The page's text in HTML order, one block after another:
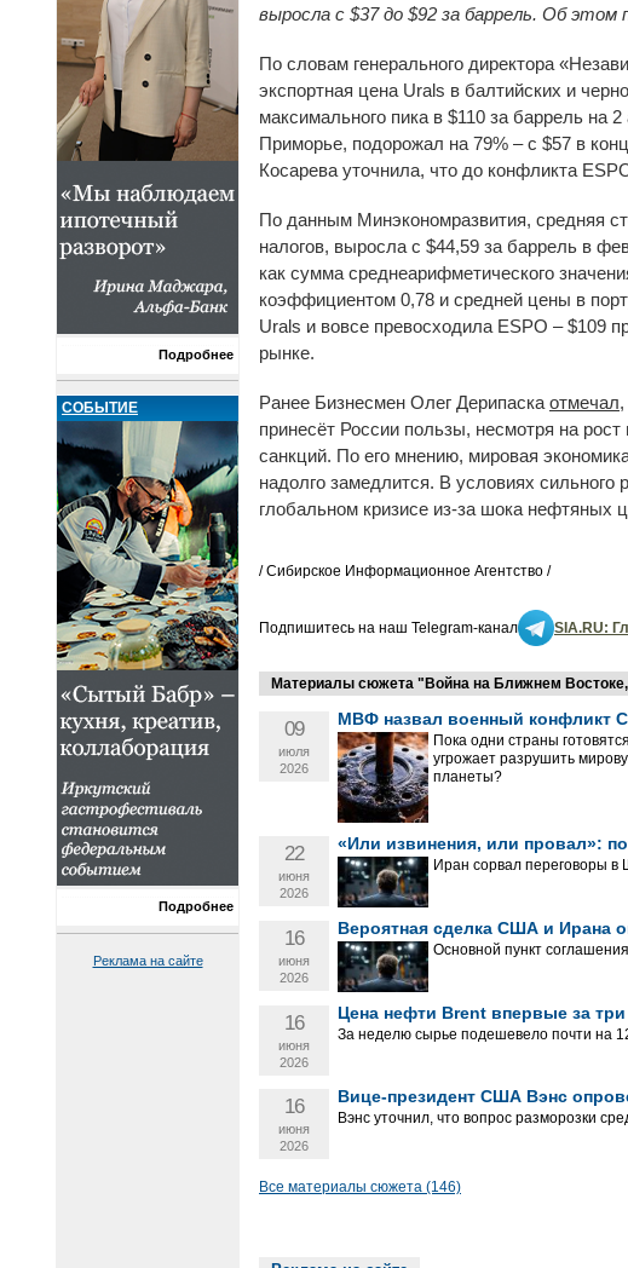
Подробнее
СОБЫТИЕ
Подробнее
Реклама на сайте
выросла с $37 до $92 за баррель. Об
По словам генерального директора
экспортная цена Urals в балтийских и
максимального пика в $110 за баррель на
Приморье, подорожал на 79% – с $57 в
Косарева уточнила, что до конфликта
По данным Минэкономразвития, средняя
налогов, выросла с $44,59 за баррель в
как сумма среднеарифметического
коэффициентом 0,78 и средней цены в
Urals и вовсе превосходила ESPO – $109
рынке.
Ранее Бизнесмен Олег Дерипаска отмечал
принесёт России пользы, несмотря на
санкций. По его мнению, мировая
надолго замедлится. В условиях сильного
глобальном кризисе из-за шока нефтяных
/ Сибирское Информационное Агентство /
Подпишитесь на наш Telegram-канал SIA.RU:
Материалы сюжета "Война на Ближнем
09
июля
2026
МВФ назвал военный конфликт
Пока одни страны
угрожает разрушить
планеты?
22
июня
2026
«Или извинения, или провал»:
Иран сорвал переговоры в
16
июня
2026
Вероятная сделка США и Ирана
Основной пункт
16
июня
2026
Цена нефти Brent впервые за
За неделю сырье подешевело почти на
16
июня
2026
Вице-президент США Вэнс
Вэнс уточнил, что вопрос разморозки
Все материалы сюжета (146)